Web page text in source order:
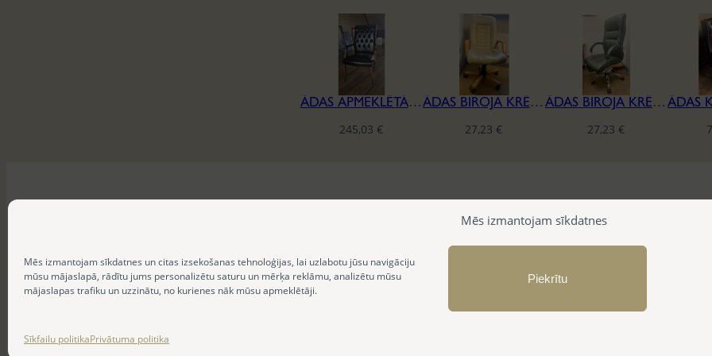
Mēs izmantojam sīkdatnes
Mēs izmantojam sīkdatnes un citas izsekošanas tehnoloģijas, lai uzlabotu jūsu navigāciju
mūsu mājaslapā, rādītu jums personalizētu saturu un mērķa reklāmu, analizētu mūsu
mājaslapas trafiku un uzzinātu, no kurienes nāk mūsu apmeklētāji.
Piekrītu
Sīkfailu politikaPrivātuma politika
ĀDAS APMEKLĒTĀJU KRĒSLS
245,03€
ĀDAS BIROJA KRĒSLS
27,23€
ĀDAS BIROJA KRĒSLS
27,23€